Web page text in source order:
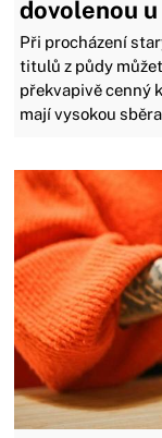
dovolenou
Při procházení
titulů z půdy
překvapivě cenný
mají vysokou